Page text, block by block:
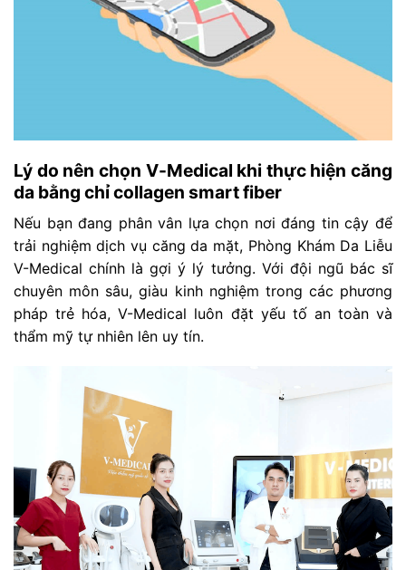
Lý do nên chọn V-Medical khi thực hiện căng
da bằng chỉ collagen smart fiber
Nếu bạn đang phân vân lựa chọn nơi đáng tin cậy để
trải nghiệm dịch vụ căng da mặt, Phòng Khám Da Liễu
V-Medical chính là gợi ý lý tưởng. Với đội ngũ bác sĩ
chuyên môn sâu, giàu kinh nghiệm trong các phương
pháp trẻ hóa, V-Medical luôn đặt yếu tố an toàn và
thẩm mỹ tự nhiên lên uy tín.